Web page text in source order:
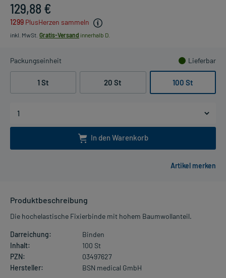
129,88 €
1299 PlusHerzen sammeln
inkl. MwSt. Gratis-Versand innerhalb D.
Packungseinheit Lieferbar
1 St 20 St 100 St
In den Warenkorb
Produktbeschreibung
Die hochelastische Fixierbinde mit hohem Baumwollanteil.
Darreichung:
Binden
Inhalt:
100 St
PZN:
03497627
Hersteller:
BSN medical GmbH